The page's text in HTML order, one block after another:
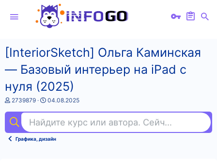
[InteriorSketch] Ольга Каминская
― Базовый интерьер на iPad с
нуля (2025)
А
т
о
т
2739879
Д
а
н
а
04.08.2025
Найдите курс или автора. Сейчас ищут
Графика, дизайн